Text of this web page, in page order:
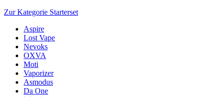
Zur Kategorie Starterset
Aspire
Lost Vape
Nevoks
OXVA
Moti
Vaporizer
Asmodus
Da One